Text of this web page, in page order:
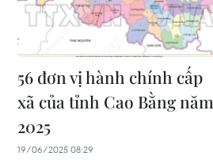
56 đơn vị hành chính cấp
xã của tỉnh Cao Bằng năm
2025
19/06/2025 08:29